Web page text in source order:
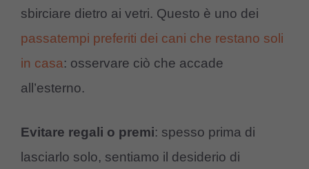
sbirciare dietro ai vetri. Questo è uno dei
passatempi preferiti dei cani che restano soli
in casa: osservare ciò che accade
all’esterno.
Evitare regali o premi: spesso prima di
lasciarlo solo, sentiamo il desiderio di